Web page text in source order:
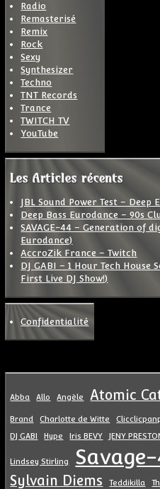
Radio
Remasterisé
Remix
Rock
Sexy
Synthesizer
Techno
TNT Records
Trance
TWITCH TV
YouTube
Les Articles récents
JBL Sound Power Test – Deep
Deep Bass Eurodance – 90s
SAVAGE-44 – Generation of
Eurodance)
AccroZik France – Twitch
DJ GABI – 1 Hour Tech House
First Live DJ Show!)
Confidentialité
Abba Allo Angèle Atomic
Brand Charlotte de Witte
DJ GABI Hype Iris BEVY JENY
Lindsey Stirling
Sylvain Diems Teddikilla